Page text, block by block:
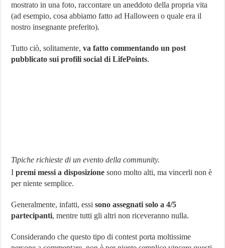
mostrato in una foto, raccontare un aneddoto della propria vita
(ad esempio, cosa abbiamo fatto ad Halloween o quale era il
nostro insegnante preferito).
Tutto ciò, solitamente,va fatto commentando un post
pubblicato sui profili social di LifePoints.
Tipiche richieste di un evento della community.
Ipremi messi a disposizione sono molto alti, ma vincerli non è
per niente semplice.
Generalmente, infatti, essisono assegnati solo a 4/5
partecipanti, mentre tutti gli altri non riceveranno nulla.
Considerando che questo tipo di contest porta moltissime